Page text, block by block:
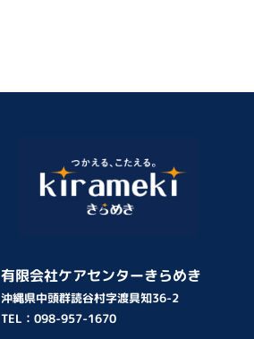
有限会社ケアセンターきらめき
沖縄県中頭群読谷村字渡具知36-2
TEL： 098-957-1670